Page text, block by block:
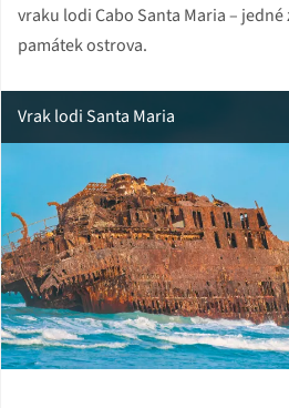
vraku lodi Cabo Santa Maria –
památek ostrova.
Vrak lodi Santa Maria